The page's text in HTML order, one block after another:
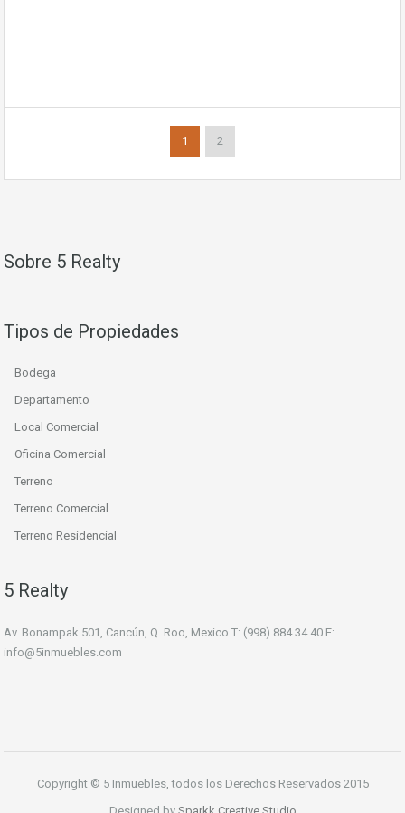
1 2
Sobre 5 Realty
Tipos de Propiedades
Bodega
Departamento
Local Comercial
Oficina Comercial
Terreno
Terreno Comercial
Terreno Residencial
5 Realty
Av. Bonampak 501, Cancún, Q. Roo, Mexico T: (998) 884 34 40 E:
info@5inmuebles.com
Copyright © 5 Inmuebles, todos los Derechos Reservados 2015